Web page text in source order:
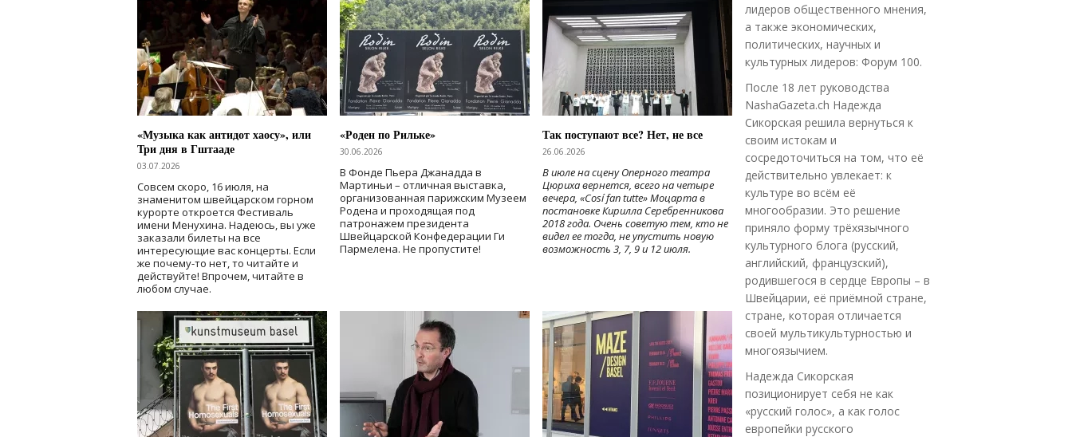
«Музыка как антидот хаосу», или
Три дня в Гштааде
03.07.2026
Совсем скоро, 16 июля, на
знаменитом швейцарском горном
курорте откроется Фестиваль
имени Менухина. Надеюсь, вы уже
заказали билеты на все
интересующие вас концерты. Если
же почему-то нет, то читайте и
действуйте! Впрочем, читайте в
любом случае.
«Роден по Рильке»
30.06.2026
В Фонде Пьера Джанадда в
Мартиньи – отличная выставка,
организованная парижским Музеем
Родена и проходящая под
патронажем президента
Швейцарской Конфедерации Ги
Пармелена. Не пропустите!
Так поступают все? Нет, не все
26.06.2026
В июле на сцену Оперного театра
Цюриха вернется, всего на четыре
вечера, «Cosí fan tutte» Моцарта в
постановке Кирилла Серебренникова
2018 года. Очень советую тем, кто не
видел ее тогда, не упустить новую
возможность 3, 7, 9 и 12 июля.
лидеров общественного мнения,
а также экономических,
политических, научных и
культурных лидеров: Форум 100.
После 18 лет руководства
NashaGazeta.ch Надежда
Сикорская решила вернуться к
своим истокам и
сосредоточиться на том, что её
действительно увлекает: к
культуре во всём её
многообразии. Это решение
приняло форму трёхязычного
культурного блога (русский,
английский, французский),
родившегося в сердце Европы – в
Швейцарии, её приёмной стране,
стране, которая отличается
своей мультикультурностью и
многоязычием.
Надежда Сикорская
позиционирует себя не как
«русский голос», а как голос
европейки русского